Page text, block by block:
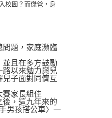
校園？而傑爸，身
問題，家庭瀕臨
且在多方鼓勵
以來勉力與兒
子面對同儕互
賽家長組佳
，這九年來的
男孩搭公車〉一